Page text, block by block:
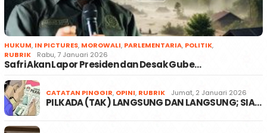
HUKUM, IN PICTURES, MOROWALI, PARLEMENTARIA, POLITIK,
RUBRIK
Rabu, 7 Januari 2026
Safri Akan Lapor Presiden dan Desak Gube…
CATATAN PINGGIR, OPINI, RUBRIK Jumat, 2 Januari 2026
PILKADA (TAK) LANGSUNG DAN LANGSUNG; SIA…